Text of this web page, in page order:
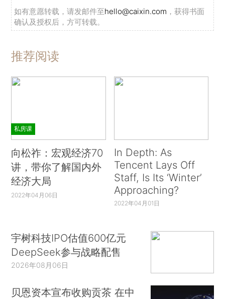
如有意愿转载，请发邮件至hello@caixin.com ，获得书面
确认及授权后，方可转载。
推荐阅读
私房课
向松祚：宏观经济70
讲，带你了解国内外
经济大局
2022年04月06日
In Depth: As
Tencent Lays Off
Staff, Is Its ‘Winter’
Approaching?
2022年04月01日
宇树科技IPO估值600亿元
DeepSeek参与战略配售
2026年08月06日
贝恩资本宣布收购贡茶 在中